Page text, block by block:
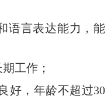
语言表达能力，能
工作；
好，年龄不超过30